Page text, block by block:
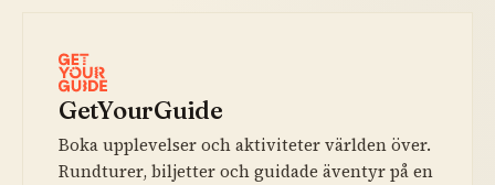
GetYourGuide
Boka upplevelser och aktiviteter världen över.
Rundturer, biljetter och guidade äventyr på en